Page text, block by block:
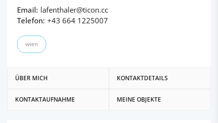
Email: lafenthaler@ticon.cc
Telefon: +43 664 1225007
wien
ÜBER MICH KONTAKTDETAILS
KONTAKTAUFNAHME MEINE OBJEKTE